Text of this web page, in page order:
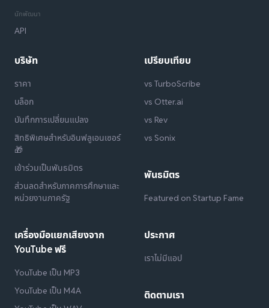
นักพัฒนา
API
บริษัท
ราคา
บล็อก
บันทึกการเปลี่ยนแปลง
สิทธิพิเศษสำหรับอินฟลูเอนเซอร์
🎁
เข้าร่วมเป็นพันธมิตร
ส่วนลดสำหรับภาคการศึกษาและ
หน่วยงานภาครัฐ
เครื่องมือแยกเสียงจาก
YouTube ฟรี
YouTube เป็น MP3
YouTube เป็น M4A
เปรียบเทียบ
vs TurboScribe
vs Otter.ai
vs Rev
vs Sonix
พันธมิตร
Featured on Startup Fame
ประกาศ
เราไม่มีแอป
ติดตามเรา